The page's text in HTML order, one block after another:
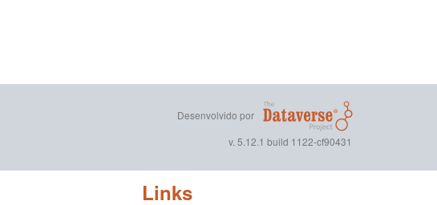
Desenvolvido por
v. 5.12.1 build 1122-cf90431
Links